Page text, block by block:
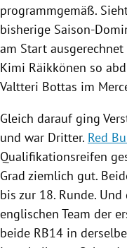
programmgemäß.
bisherige Saison-
am Start
Kimi Räikkönen so
Valtteri Bottas im
Gleich darauf ging
und war Dritter. Red
Qualifikationsreifen
Grad ziemlich gut.
bis zur 18. Runde.
englischen Team der
beide RB14 in